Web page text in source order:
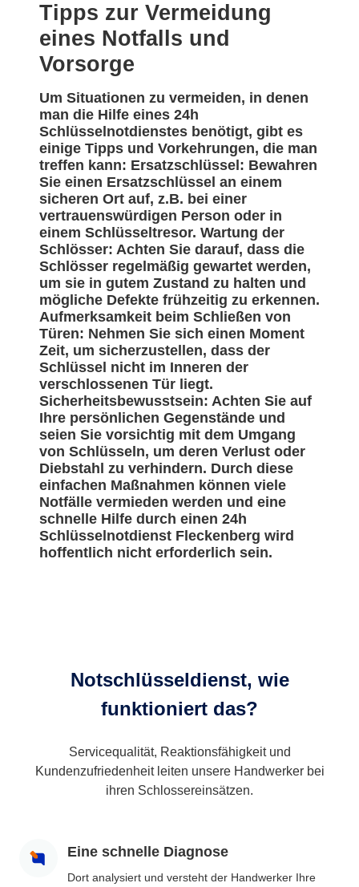
Tipps zur Vermeidung
eines Notfalls und
Vorsorge
Um Situationen zu vermeiden, in denen
man die Hilfe eines 24h
Schlüsselnotdienstes benötigt, gibt es
einige Tipps und Vorkehrungen, die man
treffen kann: Ersatzschlüssel: Bewahren
Sie einen Ersatzschlüssel an einem
sicheren Ort auf, z.B. bei einer
vertrauenswürdigen Person oder in
einem Schlüsseltresor. Wartung der
Schlösser: Achten Sie darauf, dass die
Schlösser regelmäßig gewartet werden,
um sie in gutem Zustand zu halten und
mögliche Defekte frühzeitig zu erkennen.
Aufmerksamkeit beim Schließen von
Türen: Nehmen Sie sich einen Moment
Zeit, um sicherzustellen, dass der
Schlüssel nicht im Inneren der
verschlossenen Tür liegt.
Sicherheitsbewusstsein: Achten Sie auf
Ihre persönlichen Gegenstände und
seien Sie vorsichtig mit dem Umgang
von Schlüsseln, um deren Verlust oder
Diebstahl zu verhindern. Durch diese
einfachen Maßnahmen können viele
Notfälle vermieden werden und eine
schnelle Hilfe durch einen 24h
Schlüsselnotdienst Fleckenberg wird
hoffentlich nicht erforderlich sein.
Notschlüsseldienst, wie
funktioniert das?
Servicequalität, Reaktionsfähigkeit und
Kundenzufriedenheit leiten unsere Handwerker bei
ihren Schlossereinsätzen.
Eine schnelle Diagnose
Dort analysiert und versteht der Handwerker Ihre